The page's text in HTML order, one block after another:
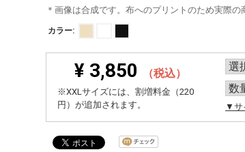
＊画像は合成です。布へのプリントのため実際の
カラー:
¥ 3,850 （税込）
※XXLサイズには、割増料金（220
円）が追加されます。
▼サ